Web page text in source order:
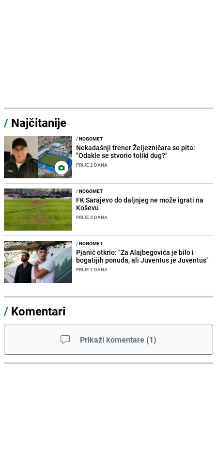
/ Najčitanije
/NOGOMET
Nekadašnji trener Željezničara se pita:
"Odakle se stvorio toliki dug?"
PRIJE 2 DANA
/NOGOMET
FK Sarajevo do daljnjeg ne može igrati na
Koševu
PRIJE 2 DANA
/NOGOMET
Pjanić otkrio: "Za Alajbegovića je bilo i
bogatijih ponuda, ali Juventus je Juventus"
PRIJE 2 DANA
/ Komentari
Prikaži komentare (1)